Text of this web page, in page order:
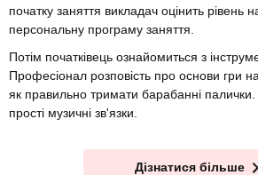
початку заняття викладач оцінить рівень
персональну програму заняття.
Потім початківець ознайомиться з
Професіонал розповість про основи гри
як правильно тримати барабанні палички.
прості музичні зв'язки.
Дізнатися більше